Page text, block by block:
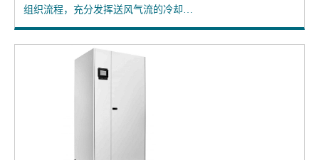
组织流程，充分发挥送风气流的冷却…